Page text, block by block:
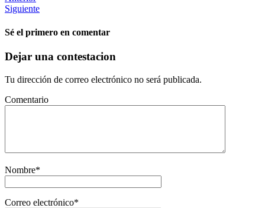
Siguiente
Sé el primero en comentar
Dejar una contestacion
Tu dirección de correo electrónico no será publicada.
Comentario
Nombre*
Correo electrónico*